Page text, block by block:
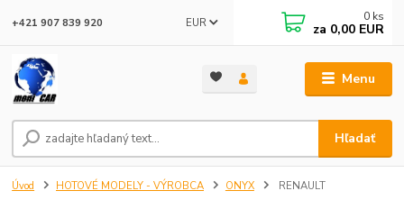
Menu
EUR
Hľadať
+421 907 839 920 0 ks
za 0,00 EUR
Úvod HOTOVÉ MODELY - VÝROBCA ONYX RENAULT